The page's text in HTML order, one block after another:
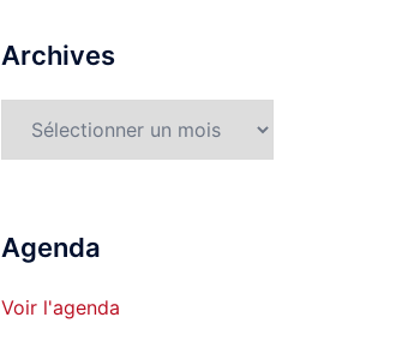
Archives
Agenda
Voir l'agenda